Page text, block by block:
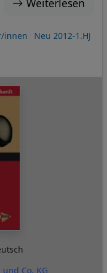
Weiterlesen
innen
Neu 2012-1.HJ
Co. KG